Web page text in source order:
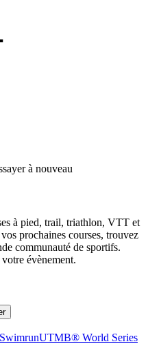
à nouveau
à pied, trail, triathlon, VTT et
prochaines courses, trouvez
communauté de sportifs.
évènement.
SwimrunUTMB® World Series